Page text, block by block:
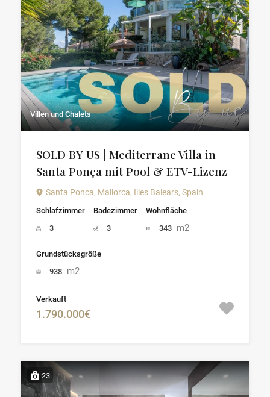
Villen und Chalets
SOLD BY US | Mediterrane Villa in
Santa Ponça mit Pool & ETV-Lizenz
Santa Ponca, Mallorca, Illes Balears, Spain
Schlafzimmer
3
Badezimmer
3
Wohnfläche
343 m2
Grundstücksgröße
938 m2
Verkauft
1.790.000€
23